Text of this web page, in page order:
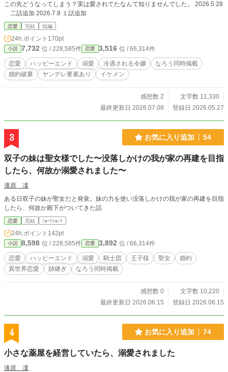
この先どうなってしまう？実は愛されてたなんて知りませんでした。 2026.5.28
二話追加 2026.7.8 １話追加
恋愛 完結 短編
24h.ポイント 170pt
小説 7,732 位 / 228,585件 恋愛 3,516 位 / 66,314件
恋愛 ハッピーエンド 溺愛 冷遇される令嬢
なろう同時掲載
婚約破棄
ヤンデレ要素あり イケメン
感想数 2
文字数 11,330
最終更新日 2026.07.08
登録日 2026.05.27
3 お気に入り追加 54
双子の妹は聖女様でした〜没落しかけの我が家の再建を目指
したら、何故か溺愛されました〜
漆原 凜
ある日双子の妹が聖女だと発覚。妹の力を使い没落しかけの我が家の再建を目指
したら、何故か殿下がついてきた話
恋愛 完結 ｼｮｰﾄｼｮｰﾄ
24h.ポイント 142pt
小説 8,598 位 / 228,585件 恋愛 3,892 位 / 66,314件
恋愛 ハッピーエンド 溺愛 騎士団 王子様 聖女
婚約
異世界恋愛
跡継ぎ なろう同時掲載
感想数 0
文字数 10,220
最終更新日 2026.06.15
登録日 2026.06.15
4 お気に入り追加 74
小さな薬屋を経営していたら、溺愛されました
漆原 凜